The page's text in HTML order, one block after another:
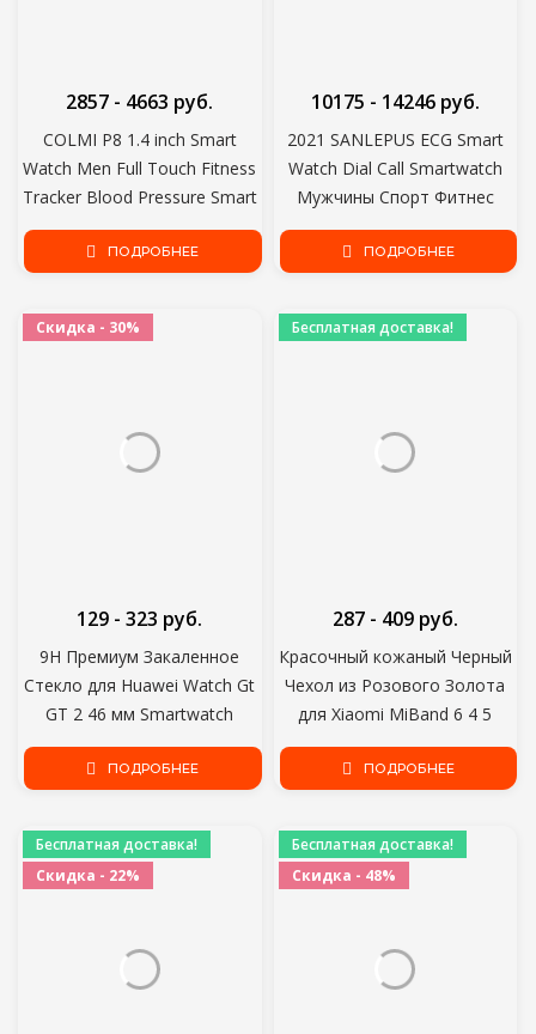
COLMI P8 1.4 inch Smart
Watch Men Full Touch Fitness
Tracker Blood Pressure Smart
Clock Women GTS Smartwatch
для Xiaomi
2857 - 4663 руб.
ПОДРОБНЕЕ
2021 SANLEPUS ECG Smart
Watch Dial Call Smartwatch
Мужчины Спорт Фитнес
Браслет Часы Часы Для
Android Apple Xiaomi
10175 - 14246 руб.
ПОДРОБНЕЕ
Скидка - 30%
9H Премиум Закаленное
Стекло для Huawei Watch Gt
GT 2 46 мм Smartwatch
Screen Protector
Взрывозащищенная Пленка
129 - 323 руб.
ПОДРОБНЕЕ
Бесплатная доставка!
Красочный кожаный Черный
Чехол из Розового Золота
для Xiaomi MiBand 6 4 5
ремешок для xiaomi mi band
5 4 3 6 Браслет ремешок
287 - 409 руб.
ПОДРОБНЕЕ
Бесплатная доставка!
Скидка - 22%
Бесплатная доставка!
Скидка - 48%